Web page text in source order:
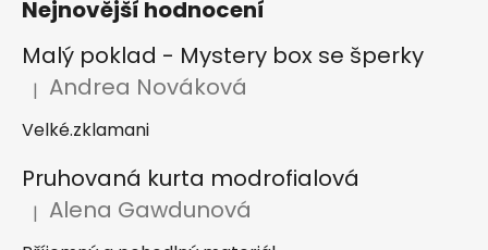
Nejnovější hodnocení
Malý poklad - Mystery box se šperky
Hodnocení produktu je 2 z 5 hvězdiček.
| Andrea Nováková
Velké.zklamani
Pruhovaná kurta modrofialová
Hodnocení produktu je 5 z 5 hvězdiček.
| Alena Gawdunová